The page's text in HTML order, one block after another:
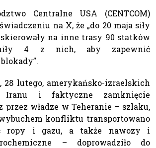
Centralne USA (CENTCOM)
na X, że „do 20 maja siły
na inne trasy 90 statków
4 z nich, aby zapewnić
28 lutego, amerykańsko-izraelskich
Iranu i faktyczne zamknięcie
przez władze w Teheranie – szlaku,
konfliktu transportowano
ropy i gazu, a także nawozy i
– doprowadziło do